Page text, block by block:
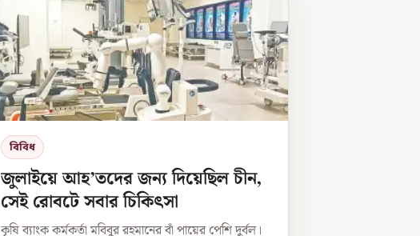
বিবিধ
জুলাইয়ে আহ’তদের জন্য দিয়েছিল চীন,
সেই রোবটে সবার চিকিৎসা
কৃষি ব্যাংক কর্মকর্তা মবিবুর রহমানের বাঁ পায়ের পেশি দুর্বল।